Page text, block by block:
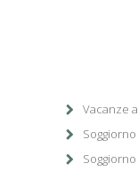
Vacanze